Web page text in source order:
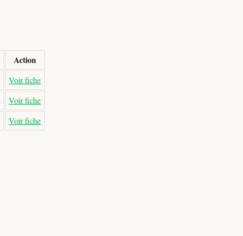
Action
Voir fiche
Voir fiche
Voir fiche